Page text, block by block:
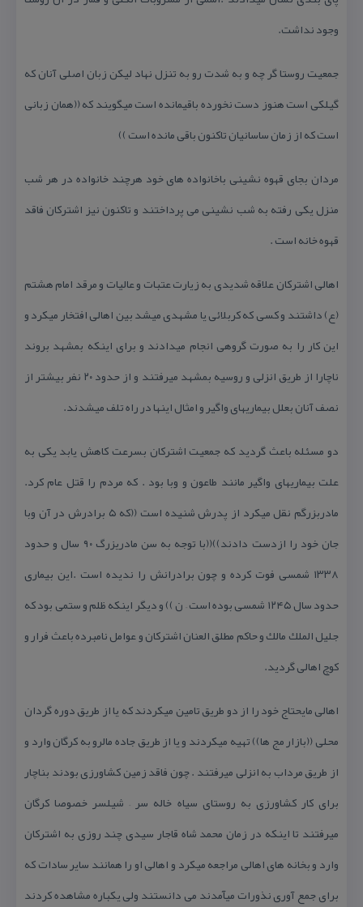
وجود نداشت.
جمعیت روستا گر چه و به شدت رو به تنزل نهاد لیكن زبان اصلی آنان كه
گیلكی است هنوز دست نخورده باقیمانده است میگویند كه ((همان زبانی
است كه از زمان ساسانیان تاكنون باقی مانده است ))
مردان بجای قهوه نشینی باخانواده های خود هرچند خانواده در هر شب
منزل یكی رفته به شب نشینی می پرداختند و تاكنون نیز اشتركان فاقد
قهوه خانه است .
اهالی اشتركان علاقه شدیدی به زیارت عتبات و عالیات و مرقد امام هشتم
(ع) داشتند و كسی كه كربلائی یا مشهدی میشد بین اهالی افتخار میكرد و
این كار را به صورت گروهی انجام میدادند و برای اینكه بمشهد بروند
ناچارا از طریق انزلی و روسیه بمشهد میرفتند و از حدود ۲۰ نفر بیشتر از
نصف آنان بعلل بیماریهای واگیر و امثال اینها در راه تلف میشدند.
دو مسئله باعث گردید كه جمعیت اشتركان بسرعت كاهش یابد یكی به
علت بیماریهای واگیر مانند طاعون و وبا بود . كه مردم را قتل عام كرد.
مادربزرگم نقل میكرد از پدرش شنیده است ((كه ۵ برادرش در آن وبا
جان خود را ازدست دادند))((با توجه به سن مادریزرگ ۹۰ سال و حدود
۱۳۳۸ شمسی فوت كرده و چون برادرانش را ندیده است .این بیماری
حدود سال ۱۲۴۵ شمسی بوده است – ن )) و دیگر اینكه ظلم و ستمی بود كه
جلیل الملك مالك و حاكم مطلق العنان اشتركان و عوامل نامبرده باعث فرار و
كوچ اهالی گردید.
اهالی مایحتاج خود را از دو طریق تامین میكردند كه یا از طریق دوره گردان
محلی ((بازار مج ها)) تهیه میكردند و یا از طریق جاده مالرو به كرگان وارد و
از طریق مرداب به انزلی میرفتند . چون فاقد زمین كشاورزی بودند بناچار
برای كار كشاورزی به روستای سیاه خاله سر – شیلسر خصوصا كرگان
میرفتند تا اینكه در زمان محمد شاه قاجار سیدی چند روزی به اشتركان
وارد و بخانه های اهالی مراجعه میكرد و اهالی او را همانند سایر سادات كه
برای جمع آوری نذورات میآمدند می دانستند ولی یكباره مشاهده كردند